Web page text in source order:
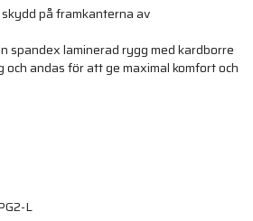
på framkanterna av
spandex laminerad rygg med kardborre
och andas för att ge maximal komfort och
L